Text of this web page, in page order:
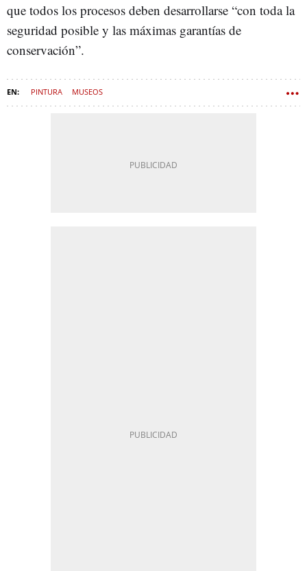
que todos los procesos deben desarrollarse “con toda la
seguridad posible y las máximas garantías de
conservación”.
PINTURA MUSEOS